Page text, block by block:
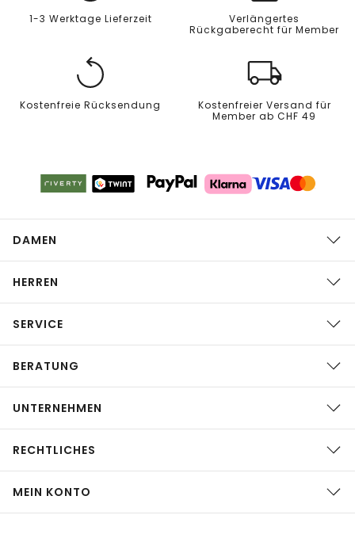
1-3 Werktage Lieferzeit
Verlängertes
Rückgaberecht für Member
Kostenfreie Rücksendung
Kostenfreier Versand für
Member ab CHF 49
DAMEN
HERREN
SERVICE
BERATUNG
UNTERNEHMEN
RECHTLICHES
MEIN KONTO